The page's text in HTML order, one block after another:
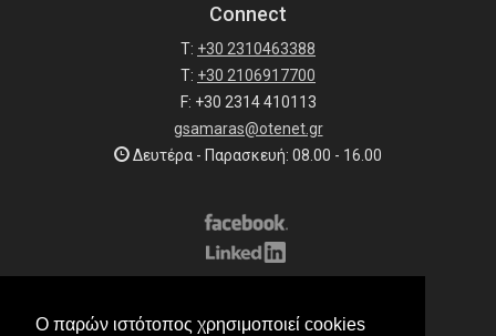
Ο παρών ιστότοπος χρησιμοποιεί cookies
Connect
T: +30 2310463388
T: +30 2106917700
F: +30 2314 410113
gsamaras@otenet.gr
Δευτέρα - Παρασκευή: 08.00 - 16.00